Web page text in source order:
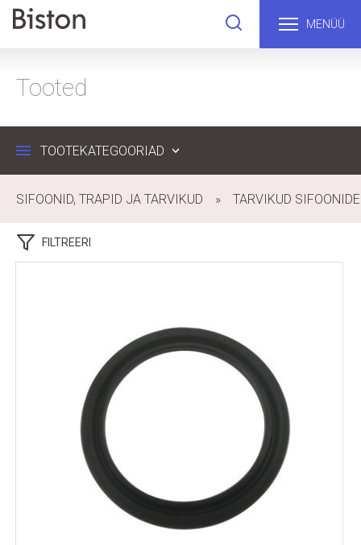
MENÜÜ
Tooted
TOOTEKATEGOORIAD
SIFOONID, TRAPID JA TARVIKUD TARVIKUD
FILTREERI